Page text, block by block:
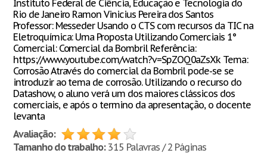
Instituto Federal de Ciência, Educação e Tecnologia do
Rio de Janeiro Ramon Vinicius Pereira dos Santos
Professor: Messeder Usando o CTS com recursos da TIC na
Eletroquímica: Uma Proposta Utilizando Comerciais 1°
Comercial: Comercial da Bombril Referência:
https://www.youtube.com/watch?v=SpZOQ0aZsXk Tema:
Corrosão Através do comercial da Bombril pode-se se
introduzir ao tema de corrosão. Utilizando o recurso do
Datashow, o aluno verá um dos maiores clássicos dos
comerciais, e após o termino da apresentação, o docente
levanta
Avaliação:
Tamanho do trabalho:315 Palavras / 2 Páginas